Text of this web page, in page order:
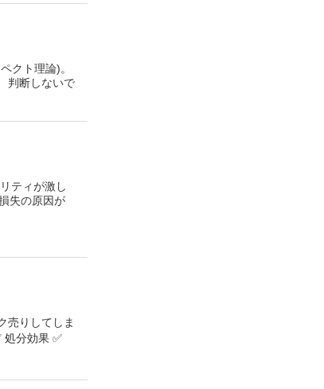
クト理論)。
判断しないで
ティが激し
失の原因が
売りしてしま
処分効果 ✅